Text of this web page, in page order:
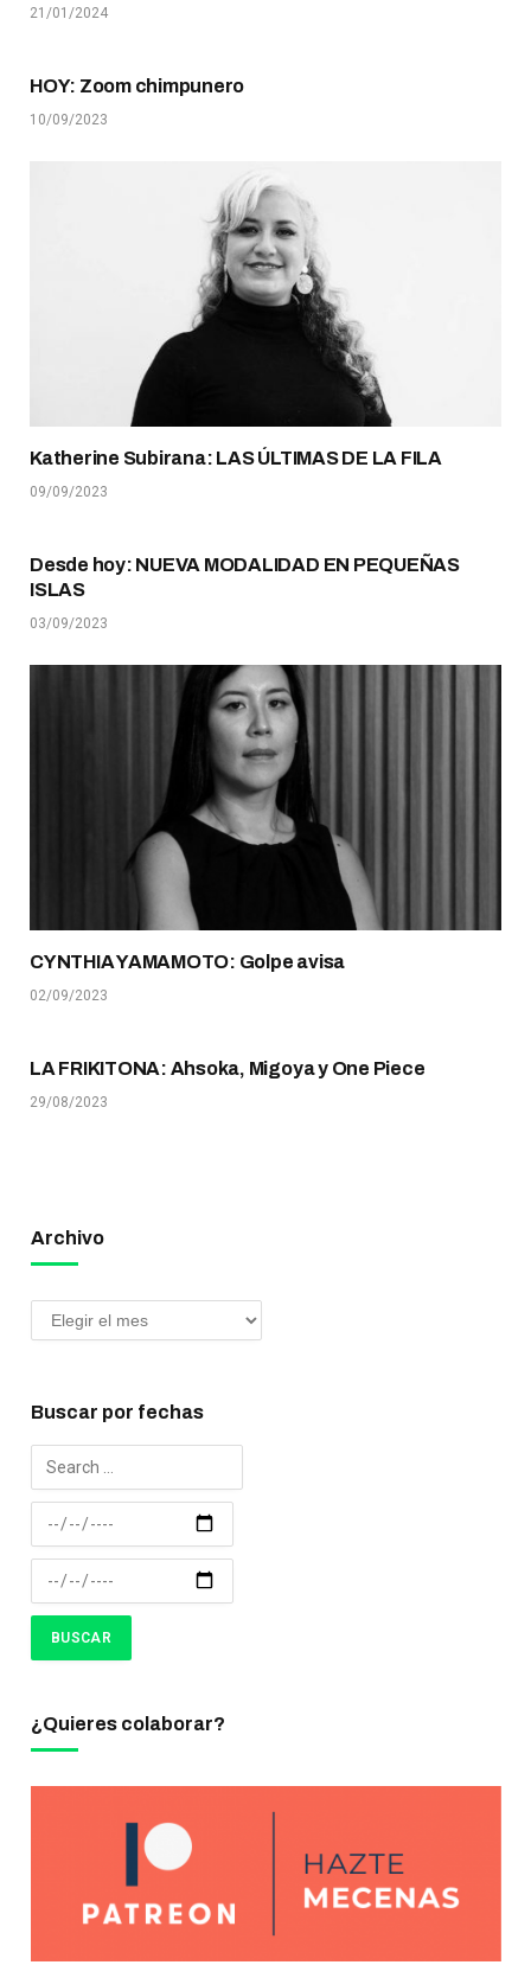
21/01/2024
HOY: Zoom chimpunero
10/09/2023
Katherine Subirana: LAS ÚLTIMAS DE LA FILA
09/09/2023
Desde hoy: NUEVA MODALIDAD EN PEQUEÑAS
ISLAS
03/09/2023
CYNTHIA YAMAMOTO: Golpe avisa
02/09/2023
LA FRIKITONA: Ahsoka, Migoya y One Piece
29/08/2023
Archivo
Buscar por fechas
¿Quieres colaborar?